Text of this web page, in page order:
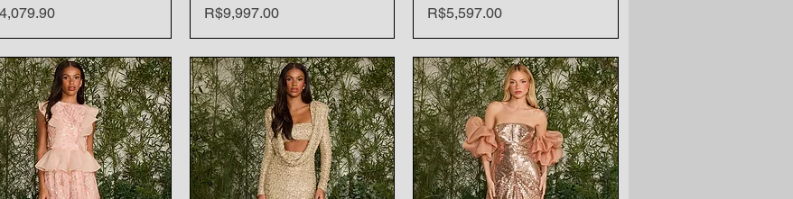
Price
R$9,997.00
Price
R$5,597.00